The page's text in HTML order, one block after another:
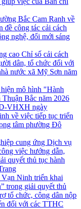
Bắc Cam Ranh về
công tác cải cách
nghệ, đổi mới sáng
cao Chỉ số cải cách
dân, tổ chức đối với
nước xã Mỹ Sơn năm
mô hình "Hành
Bắc năm 2026
VHXH ngày
về việc tiếp tục triển
tâm phường Đô
cung ứng Dịch vụ
việc hướng dẫn,
quyết thủ tục hành
Ninh triển khai
trong giải quyết thủ
tổ chức, công dân nộp
đối với các TTHC